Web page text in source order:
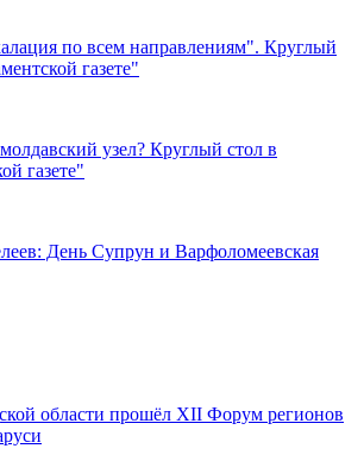
по всем направлениям". Круглый
газете"
узел? Круглый стол в
газете"
День Супрун и Варфоломеевская
области прошёл XII Форум регионов